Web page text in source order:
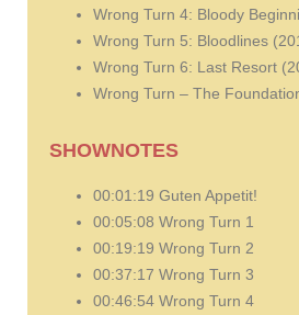
Wrong Turn 4: Bloody
Wrong Turn 5: Bloodlines
Wrong Turn 6: Last Resort
Wrong Turn – The
SHOWNOTES
00:01:19 Guten Appetit!
00:05:08 Wrong Turn 1
00:19:19 Wrong Turn 2
00:37:17 Wrong Turn 3
00:46:54 Wrong Turn 4